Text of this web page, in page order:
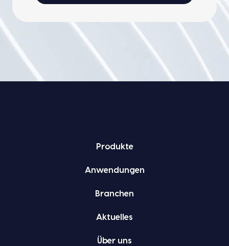
Pro­duk­te
Anwen­dun­gen
Bran­chen
Aktu­el­les
Über uns